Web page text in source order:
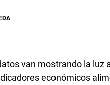
van mostrando la luz
económicos